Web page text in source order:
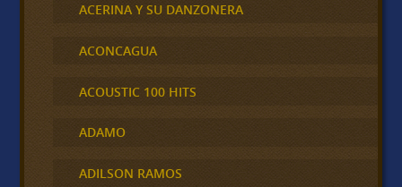
ACERINA Y SU DANZONERA
ACONCAGUA
ACOUSTIC 100 HITS
ADAMO
ADILSON RAMOS